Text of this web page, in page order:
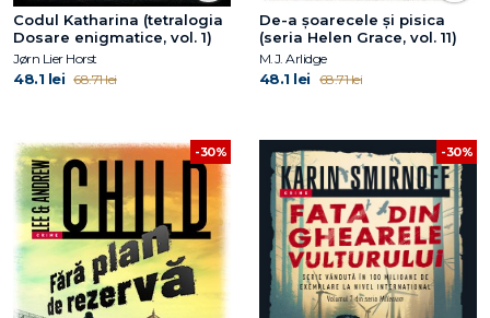
Codul Katharina (tetralogia
Dosare enigmatice, vol. 1)
Jørn Lier Horst
48.1 lei 68.71 lei
De-a șoarecele și pisica
(seria Helen Grace, vol. 11)
M.J. Arlidge
48.1 lei 68.71 lei
-30% -30%